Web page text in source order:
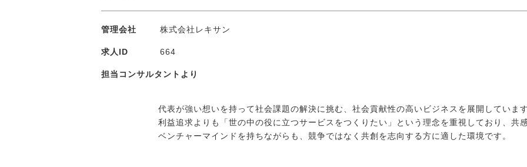
管理会社 株式会社レキサン
求人ID 664
担当コンサルタントより
代表が強い想いを持って社会課題の解決に挑む、社会貢献性の高いビジネスを展開しています
利益追求よりも「世の中の役に立つサービスをつくりたい」という理念を重視しており、共
ベンチャーマインドを持ちながらも、競争ではなく共創を志向する方に適した環境です。